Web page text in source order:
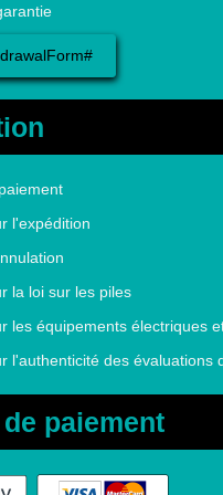
l'expédition
la loi sur les piles
les équipements électriques
l'authenticité des évaluations
paiement